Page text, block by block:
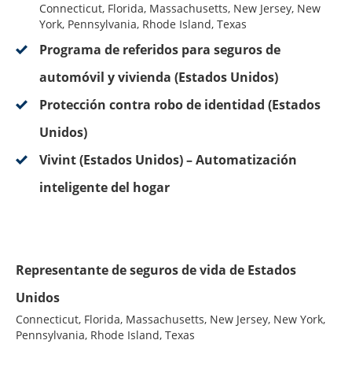
Connecticut, Florida, Massachusetts, New Jersey, New
York, Pennsylvania, Rhode Island, Texas
Programa de referidos para seguros de
automóvil y vivienda (Estados Unidos)
Protección contra robo de identidad (Estados
Unidos)
Vivint (Estados Unidos) – Automatización
inteligente del hogar
Representante de seguros de vida de Estados
Unidos
Connecticut, Florida, Massachusetts, New Jersey, New York,
Pennsylvania, Rhode Island, Texas